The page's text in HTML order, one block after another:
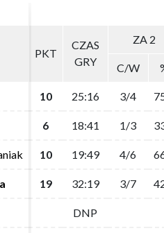
PKT
CZAS
GRY
ZA 2
C/W
10 25:16 3/4
6 18:41 1/3
10 19:49 4/6
19 32:19 3/7
DNP
PKT
CZAS
GRY
ZA 2
C/W
10 25:16 3/4
6 18:41 1/3
10 19:49 4/6
19 32:19 3/7
DNP